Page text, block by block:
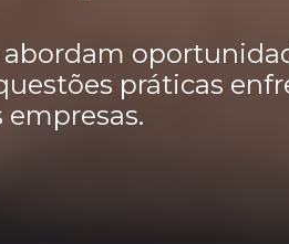
abordam
práticas
empresas.